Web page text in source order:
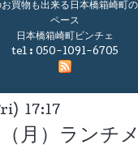
買物も出来る日本橋箱崎町
ペース
日本橋箱崎町ビンチェ
tel : 050-1091-6705
17:17
月）ランチ